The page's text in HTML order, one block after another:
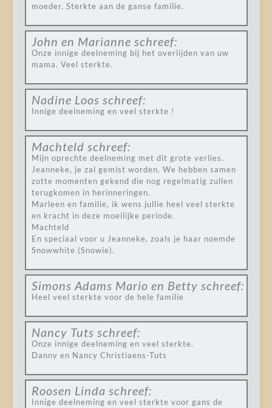
moeder. Sterkte aan de ganse familie.
John en Marianne schreef:
Onze innige deelneming bij het overlijden van uw
mama. Veel sterkte.
Nadine Loos schreef:
Innige deelneming en veel sterkte !
Machteld schreef:
Mijn oprechte deelneming met dit grote verlies.
Jeanneke, je zal gemist worden. We hebben samen
zotte momenten gekend die nog regelmatig zullen
terugkomen in herinneringen.
Marleen en familie, ik wens jullie heel veel sterkte
en kracht in deze moeilijke periode.
Machteld
En speciaal voor u Jeanneke, zoals je haar noemde
Snowwhite (Snowie).
Simons Adams Mario en Betty schreef:
Heel veel sterkte voor de hele familie
Nancy Tuts schreef:
Onze innige deelneming en veel sterkte.
Danny en Nancy Christiaens-Tuts
Roosen Linda schreef:
Innige deelneming en veel sterkte voor gans de